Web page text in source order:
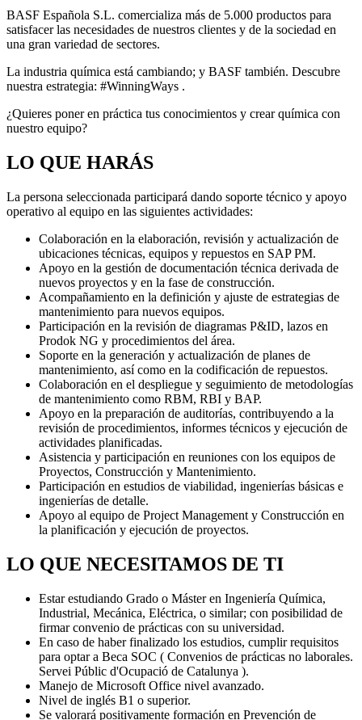
BASF Española S.L. comercializa más de 5.000 productos para
satisfacer las necesidades de nuestros clientes y de la sociedad en
una gran variedad de sectores.
La industria química está cambiando; y BASF también. Descubre
nuestra estrategia: #WinningWays .
¿Quieres poner en práctica tus conocimientos y crear química con
nuestro equipo?
LO QUE HARÁS
La persona seleccionada participará dando soporte técnico y apoyo
operativo al equipo en las siguientes actividades:
Colaboración en la elaboración, revisión y actualización de
ubicaciones técnicas, equipos y repuestos en SAP PM.
Apoyo en la gestión de documentación técnica derivada de
nuevos proyectos y en la fase de construcción.
Acompañamiento en la definición y ajuste de estrategias de
mantenimiento para nuevos equipos.
Participación en la revisión de diagramas P&ID, lazos en
Prodok NG y procedimientos del área.
Soporte en la generación y actualización de planes de
mantenimiento, así como en la codificación de repuestos.
Colaboración en el despliegue y seguimiento de metodologías
de mantenimiento como RBM, RBI y BAP.
Apoyo en la preparación de auditorías, contribuyendo a la
revisión de procedimientos, informes técnicos y ejecución de
actividades planificadas.
Asistencia y participación en reuniones con los equipos de
Proyectos, Construcción y Mantenimiento.
Participación en estudios de viabilidad, ingenierías básicas e
ingenierías de detalle.
Apoyo al equipo de Project Management y Construcción en
la planificación y ejecución de proyectos.
LO QUE NECESITAMOS DE TI
Estar estudiando Grado o Máster en Ingeniería Química,
Industrial, Mecánica, Eléctrica, o similar; con posibilidad de
firmar convenio de prácticas con su universidad.
En caso de haber finalizado los estudios, cumplir requisitos
para optar a Beca SOC ( Convenios de prácticas no laborales.
Servei Públic d'Ocupació de Catalunya ).
Manejo de Microsoft Office nivel avanzado.
Nivel de inglés B1 o superior.
Se valorará positivamente formación en Prevención de